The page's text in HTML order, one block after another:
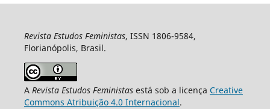
Revista Estudos Feministas, ISSN 1806-9584,
Florianópolis, Brasil.
A Revista Estudos Feministasestá sob a licença Creative
Commons Atribuição 4.0 Internacional.